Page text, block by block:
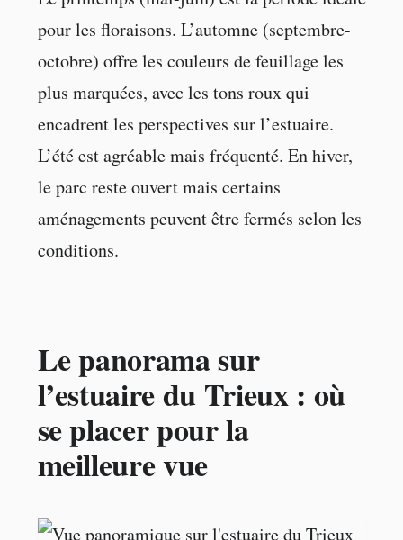
pour les floraisons. L’automne (septembre-
octobre) offre les couleurs de feuillage les
plus marquées, avec les tons roux qui
encadrent les perspectives sur l’estuaire.
L’été est agréable mais fréquenté. En hiver,
le parc reste ouvert mais certains
aménagements peuvent être fermés selon les
conditions.
Le panorama sur
l’estuaire du Trieux : où
se placer pour la
meilleure vue